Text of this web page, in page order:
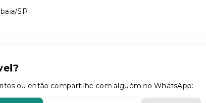
SP
ou então compartilhe com alguém no WhatsApp: